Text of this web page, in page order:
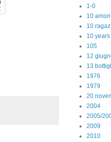
1-0
10 amori
10
10 years
105
12
13
1976
1979
20
2004
2005/
2009
2010